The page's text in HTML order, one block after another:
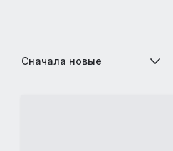
Сначала новые